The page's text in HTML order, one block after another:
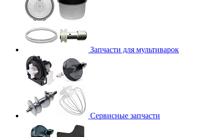
Запчасти для мультиварок
Сервисные запчасти